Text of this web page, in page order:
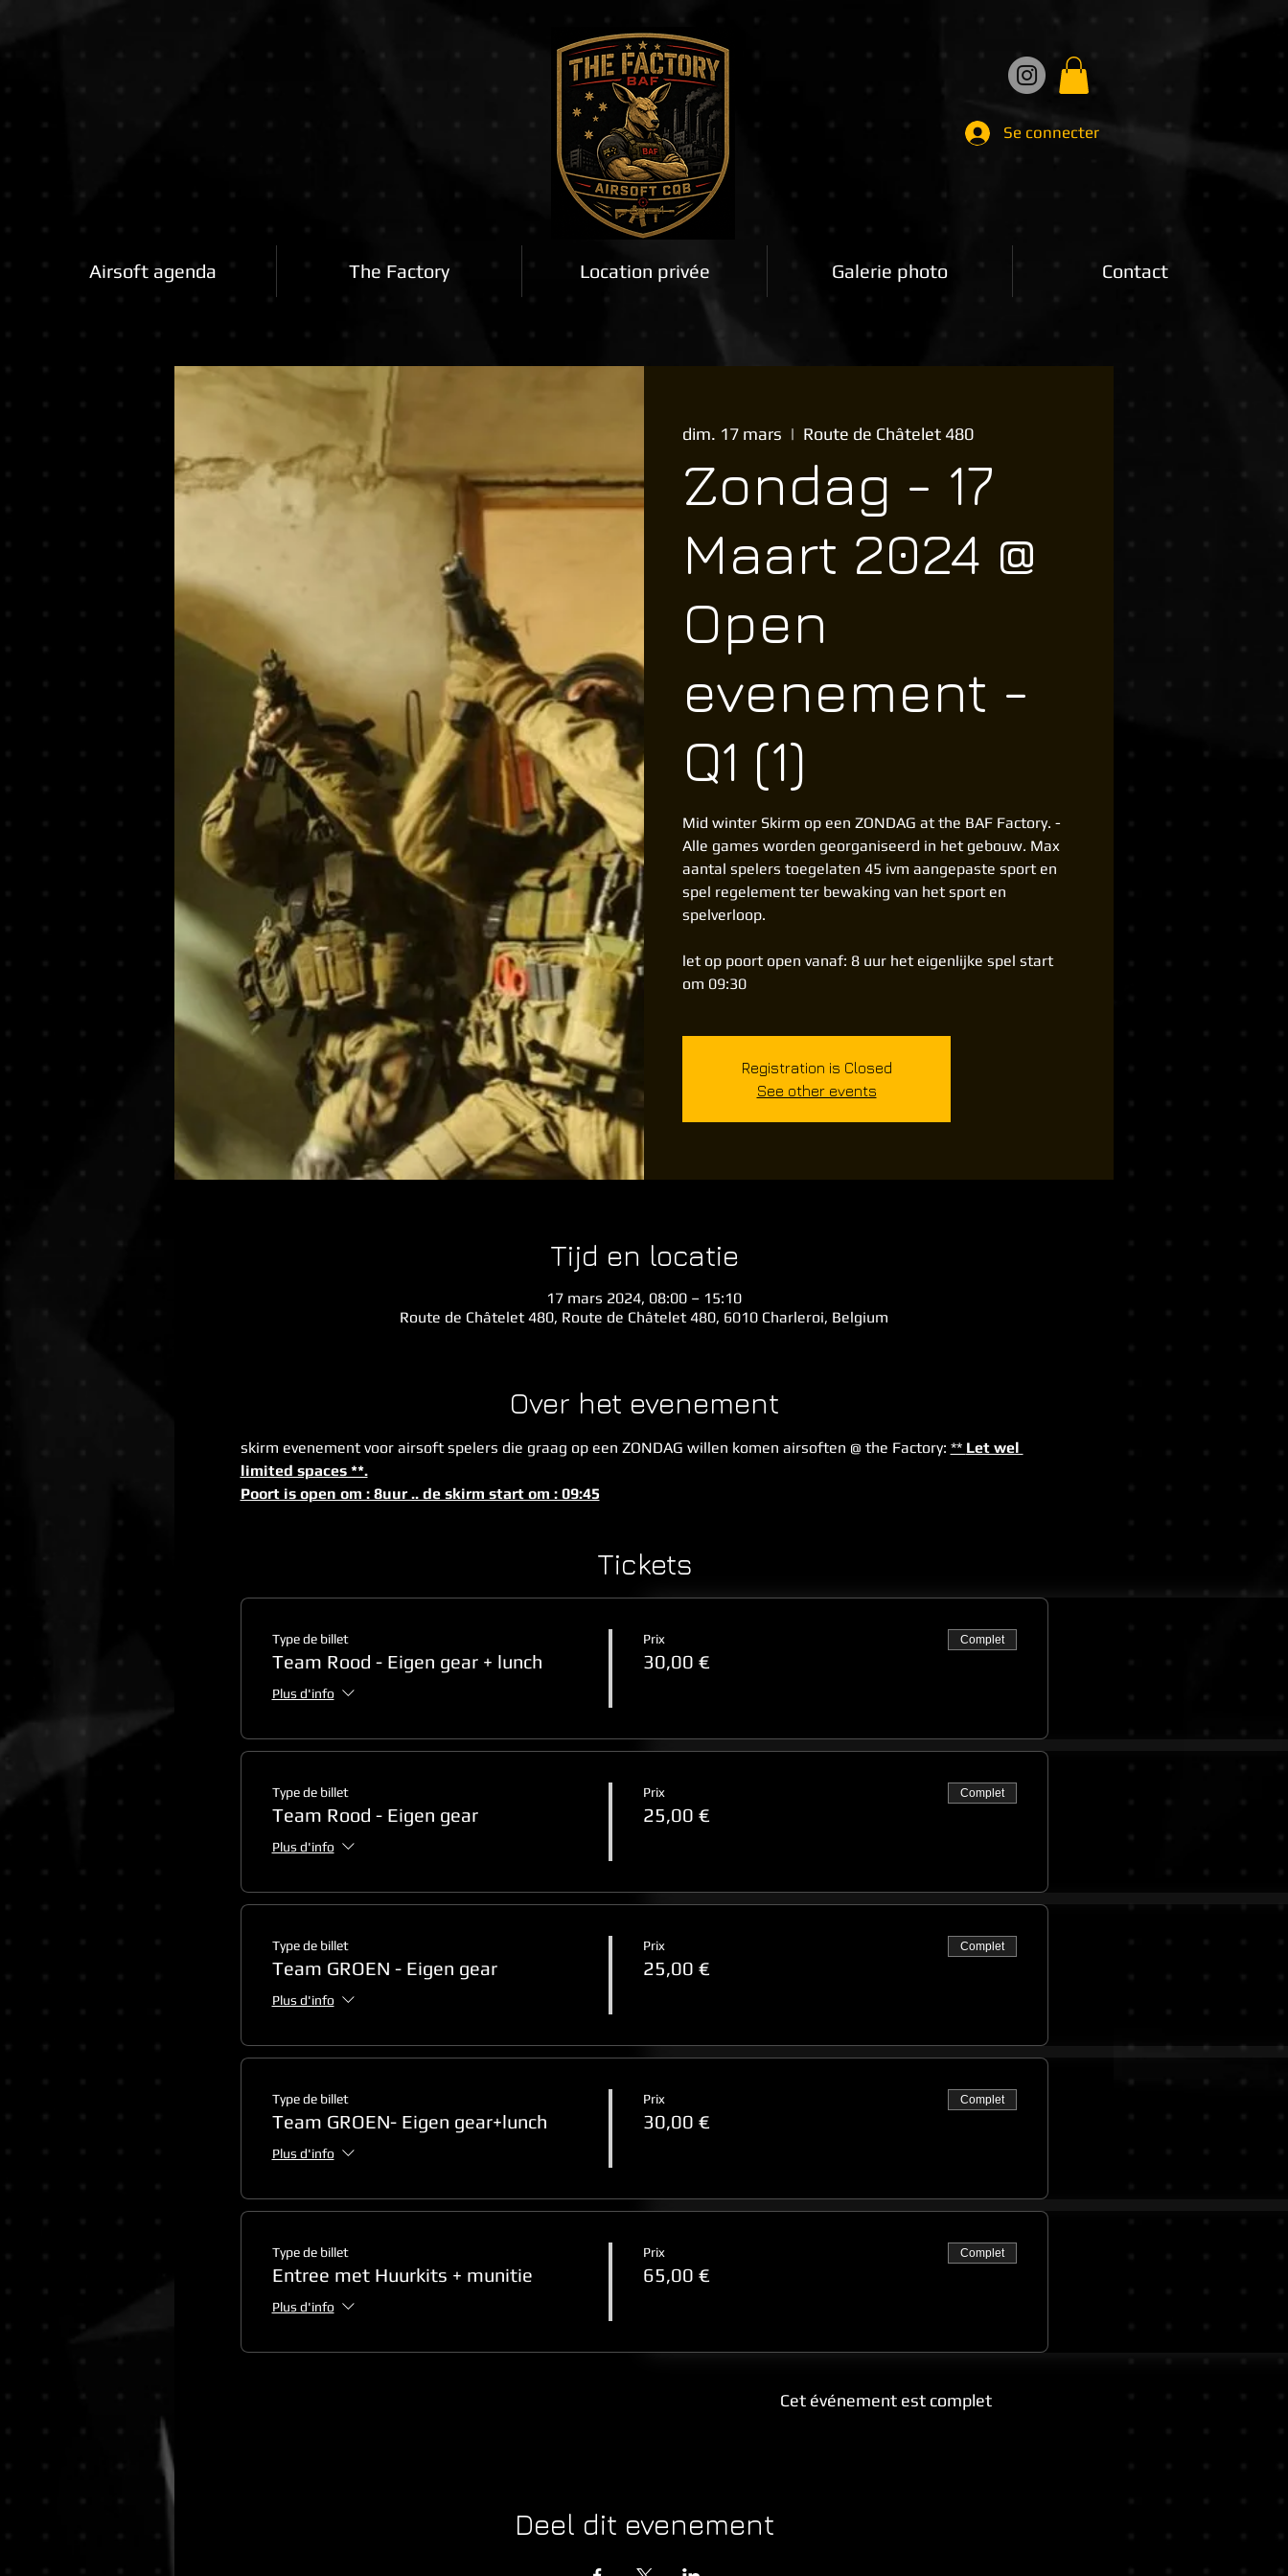
Se connecter
Airsoft agenda The Factory Location privée Galerie photo Contact
dim. 17 mars
  |
Route de Châtelet 480
Zondag - 17
Maart 2024 @
Open
evenement -
Q1 (1)
Mid winter Skirm op een ZONDAG at the BAF Factory. -
Alle games worden georganiseerd in het gebouw. Max
aantal spelers toegelaten 45 ivm aangepaste sport en
spel regelement ter bewaking van het sport en
spelverloop.
let op poort open vanaf: 8 uur het eigenlijke spel start
Registration is Closed
See other events
Tijd en locatie
17 mars 2024, 08:00 – 15:10
Route de Châtelet 480, Route de Châtelet 480, 6010 Charleroi, Belgium
Over het evenement
skirm evenement voor airsoft spelers die graag op een ZONDAG willen komen airsoften @ the Factory: ** Let wel
limited spaces **.
Poort is open om : 8uur .. de skirm start om : 09:45
Tickets
Type de billet
Team Rood - Eigen gear + lunch
Plus d'info
Prix
30,00 €
Complet
Type de billet
Team Rood - Eigen gear
Plus d'info
Prix
25,00 €
Complet
Type de billet
Team GROEN - Eigen gear
Plus d'info
Prix
25,00 €
Complet
Type de billet
Team GROEN- Eigen gear+lunch
Plus d'info
Prix
30,00 €
Complet
Type de billet
Entree met Huurkits + munitie
Plus d'info
Prix
65,00 €
Complet
Cet événement est complet
Deel dit evenement